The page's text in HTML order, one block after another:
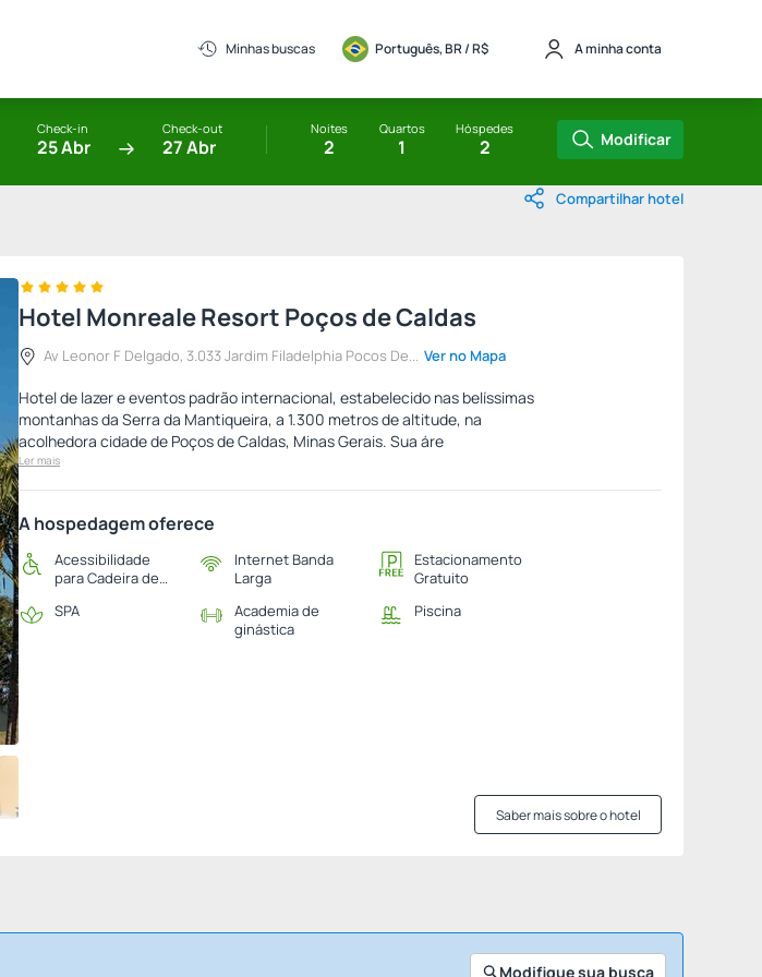
Minhas buscas Português, BR / R$ A minha conta
Check-in
25 Abr
Check-out
27 Abr
Noites
2
Quartos
1
Hóspedes
2 Modificar
Compartilhar hotel
Hotel Monreale Resort Poços de Caldas
Av Leonor F Delgado, 3.033 Jardim Filadelphia Pocos De... Ver no Mapa
Hotel de lazer e eventos padrão internacional, estabelecido nas belíssimas
montanhas da Serra da Mantiqueira, a 1.300 metros de altitude, na
acolhedora cidade de Poços de Caldas, Minas Gerais. Sua áre
Ler mais
A hospedagem oferece
Acessibilidade
para Cadeira de
Internet Banda
Larga
Estacionamento
Gratuito
SPA
Academia de
ginástica
Piscina
Saber mais sobre o hotel
Modifique sua busca